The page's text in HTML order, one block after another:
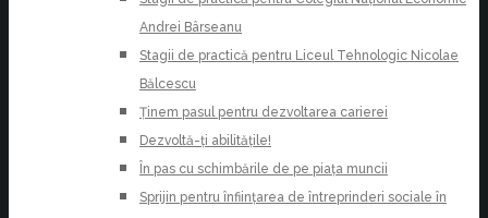
Andrei Bârseanu
Stagii de practică pentru Liceul Tehnologic Nicolae
Bălcescu
Ținem pasul pentru dezvoltarea carierei
Dezvoltă-ți abilitățile!
În pas cu schimbările de pe piața muncii
Sprijin pentru înființarea de întreprinderi sociale în